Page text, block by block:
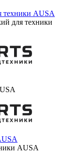
техники AUSA
для техники
AUSA